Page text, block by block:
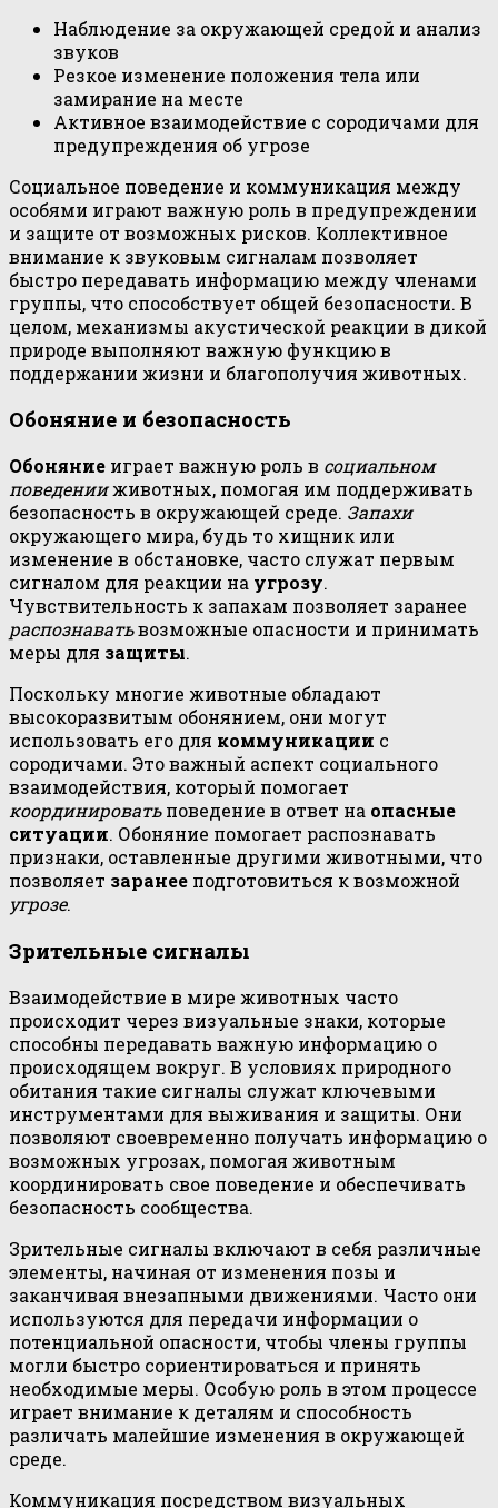
Наблюдение за окружающей средой и анализ
звуков
Резкое изменение положения тела или
замирание на месте
Активное взаимодействие с сородичами для
предупреждения об угрозе
Социальное поведение и коммуникация между
особями играют важную роль в предупреждении
и защите от возможных рисков. Коллективное
внимание к звуковым сигналам позволяет
быстро передавать информацию между членами
группы, что способствует общей безопасности. В
целом, механизмы акустической реакции в дикой
природе выполняют важную функцию в
поддержании жизни и благополучия животных.
Обоняние и безопасность
Обоняние играет важную роль в социальном
поведенииживотных, помогая им поддерживать
безопасность в окружающей среде. Запахи
окружающего мира, будь то хищник или
изменение в обстановке, часто служат первым
сигналом для реакции на угрозу.
Чувствительность к запахам позволяет заранее
распознаватьвозможные опасности и принимать
меры для защиты.
Поскольку многие животные обладают
высокоразвитым обонянием, они могут
использовать его для коммуникации с
сородичами. Это важный аспект социального
взаимодействия, который помогает
координироватьповедение в ответ на опасные
ситуации. Обоняние помогает распознавать
признаки, оставленные другими животными, что
позволяет заранее подготовиться к возможной
угрозе.
Зрительные сигналы
Взаимодействие в мире животных часто
происходит через визуальные знаки, которые
способны передавать важную информацию о
происходящем вокруг. В условиях природного
обитания такие сигналы служат ключевыми
инструментами для выживания и защиты. Они
позволяют своевременно получать информацию о
возможных угрозах, помогая животным
координировать свое поведение и обеспечивать
безопасность сообщества.
Зрительные сигналы включают в себя различные
элементы, начиная от изменения позы и
заканчивая внезапными движениями. Часто они
используются для передачи информации о
потенциальной опасности, чтобы члены группы
могли быстро сориентироваться и принять
необходимые меры. Особую роль в этом процессе
играет внимание к деталям и способность
различать малейшие изменения в окружающей
среде.
Коммуникация посредством визуальных